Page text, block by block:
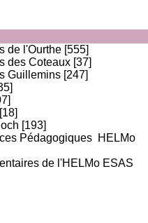
de l'Ourthe [555]
des Coteaux [37]
Guillemins [247]
[18]
[193]
Pédagogiques HELMo
de l'HELMo ESAS